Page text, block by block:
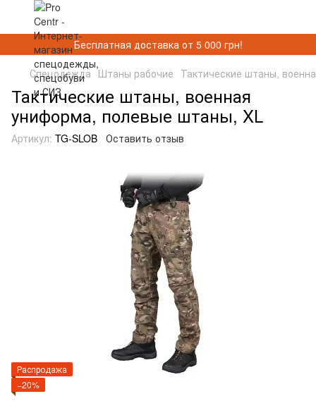
Бесплатная доставка от 5 000 грн!
Спецодежда Штаны рабочие Тактические штаны,
Тактические штаны, военная
униформа, полевые штаны, XL
Артикул: TG-SLOB Оставить отзыв
Распродажа
−20%